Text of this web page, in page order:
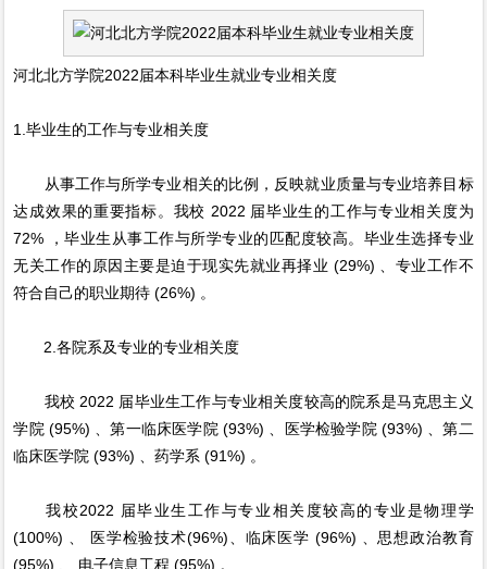
河北北方学院2022届本科毕业生就业专业相关度
1.毕业生的工作与专业相关度
从事工作与所学专业相关的比例，反映就业质量与专业培养目标
达成效果的重要指标。我校 2022 届毕业生的工作与专业相关度为
72% ，毕业生从事工作与所学专业的匹配度较高。毕业生选择专业
无关工作的原因主要是迫于现实先就业再择业 (29%) 、专业工作不
符合自己的职业期待 (26%) 。
2.各院系及专业的专业相关度
我校 2022 届毕业生工作与专业相关度较高的院系是马克思主义
学院 (95%) 、第一临床医学院 (93%) 、医学检验学院 (93%) 、第二
临床医学院 (93%) 、药学系 (91%) 。
我校2022 届毕业生工作与专业相关度较高的专业是物理学
(100%) 、 医学检验技术(96%)、临床医学 (96%) 、思想政治教育
(95%) 、 电子信息工程 (95%) 。